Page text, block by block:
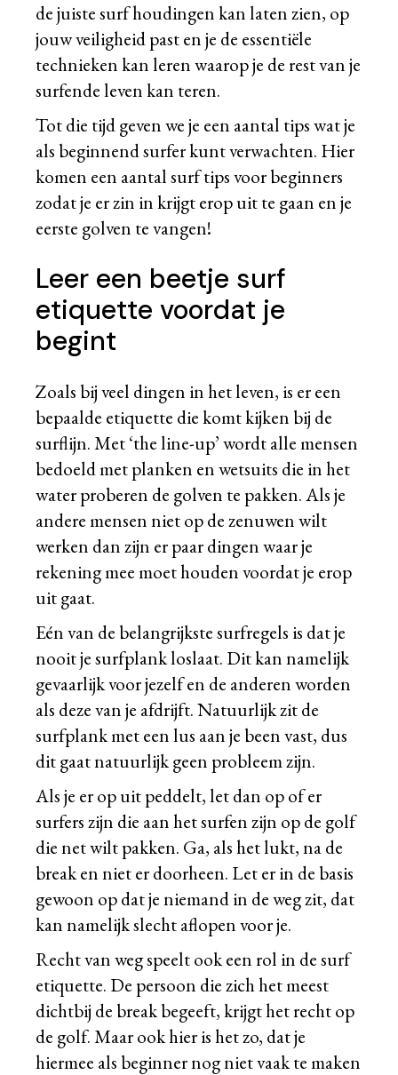
de juiste surf houdingen kan laten zien, op
jouw veiligheid past en je de essentiële
technieken kan leren waarop je de rest van je
surfende leven kan teren.
Tot die tijd geven we je een aantal tips wat je
als beginnend surfer kunt verwachten. Hier
komen een aantal surf tips voor beginners
zodat je er zin in krijgt erop uit te gaan en je
eerste golven te vangen!
Leer een beetje surf
etiquette voordat je
begint
Zoals bij veel dingen in het leven, is er een
bepaalde etiquette die komt kijken bij de
surflijn. Met ‘the line-up’ wordt alle mensen
bedoeld met planken en wetsuits die in het
water proberen de golven te pakken. Als je
andere mensen niet op de zenuwen wilt
werken dan zijn er paar dingen waar je
rekening mee moet houden voordat je erop
uit gaat.
Eén van de belangrijkste surfregels is dat je
nooit je surfplank loslaat. Dit kan namelijk
gevaarlijk voor jezelf en de anderen worden
als deze van je afdrijft. Natuurlijk zit de
surfplank met een lus aan je been vast, dus
dit gaat natuurlijk geen probleem zijn.
Als je er op uit peddelt, let dan op of er
surfers zijn die aan het surfen zijn op de golf
die net wilt pakken. Ga, als het lukt, na de
break en niet er doorheen. Let er in de basis
gewoon op dat je niemand in de weg zit, dat
kan namelijk slecht aflopen voor je.
Recht van weg speelt ook een rol in de surf
etiquette. De persoon die zich het meest
dichtbij de break begeeft, krijgt het recht op
de golf. Maar ook hier is het zo, dat je
hiermee als beginner nog niet vaak te maken